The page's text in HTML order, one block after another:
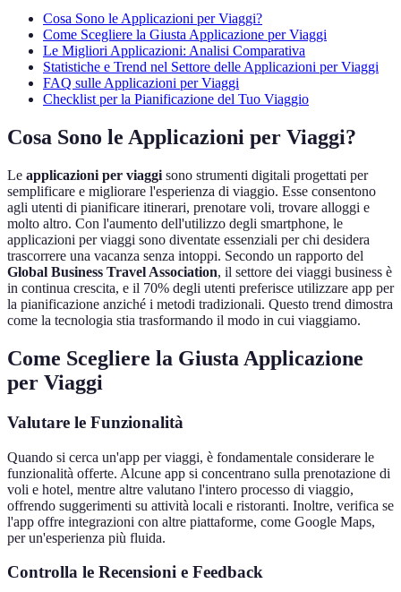
Cosa Sono le Applicazioni per Viaggi?
Come Scegliere la Giusta Applicazione per Viaggi
Le Migliori Applicazioni: Analisi Comparativa
Statistiche e Trend nel Settore delle Applicazioni per Viaggi
FAQ sulle Applicazioni per Viaggi
Checklist per la Pianificazione del Tuo Viaggio
Cosa Sono le Applicazioni per Viaggi?
Le applicazioni per viaggi sono strumenti digitali progettati per
semplificare e migliorare l'esperienza di viaggio. Esse consentono
agli utenti di pianificare itinerari, prenotare voli, trovare alloggi e
molto altro. Con l'aumento dell'utilizzo degli smartphone, le
applicazioni per viaggi sono diventate essenziali per chi desidera
trascorrere una vacanza senza intoppi. Secondo un rapporto del
Global Business Travel Association, il settore dei viaggi business è
in continua crescita, e il 70% degli utenti preferisce utilizzare app per
la pianificazione anziché i metodi tradizionali. Questo trend dimostra
come la tecnologia stia trasformando il modo in cui viaggiamo.
Come Scegliere la Giusta Applicazione
per Viaggi
Valutare le Funzionalità
Quando si cerca un'app per viaggi, è fondamentale considerare le
funzionalità offerte. Alcune app si concentrano sulla prenotazione di
voli e hotel, mentre altre valutano l'intero processo di viaggio,
offrendo suggerimenti su attività locali e ristoranti. Inoltre, verifica se
l'app offre integrazioni con altre piattaforme, come Google Maps,
per un'esperienza più fluida.
Controlla le Recensioni e Feedback